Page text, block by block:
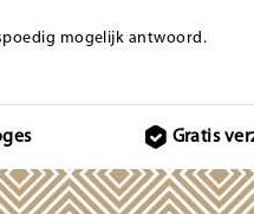
mogelijk antwoord.
Gratis